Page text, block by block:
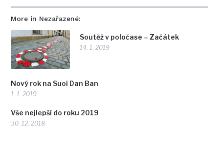
More in Nezařazené:
Soutěž v poločase – Začátek
14. 1. 2019
Nový rok na Suoi Dan Ban
1. 1. 2019
Vše nejlepší do roku 2019
30. 12. 2018